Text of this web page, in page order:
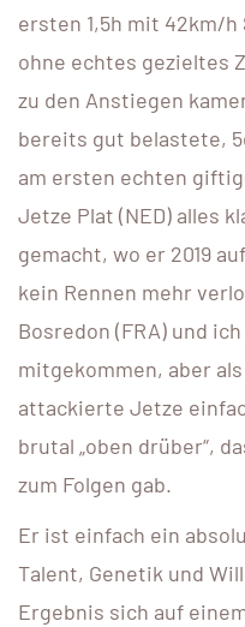
ersten 1,5h mit 42km/
ohne echtes gezieltes
zu den Anstiegen
bereits gut belastete,
am ersten echten
Jetze Plat (NED) alles
gemacht, wo er 2019
kein Rennen mehr
Bosredon (FRA) und
mitgekommen, aber
attackierte Jetze
brutal „oben drüber“,
zum Folgen gab.
Er ist einfach ein
Talent, Genetik und
Ergebnis sich auf